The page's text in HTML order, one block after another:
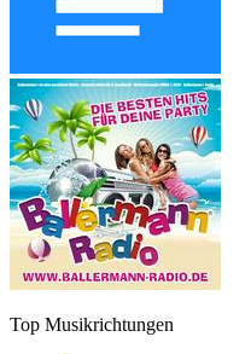
Top Musikrichtungen